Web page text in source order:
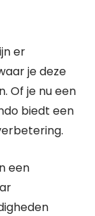
er
je deze
Of je nu een
biedt een
een